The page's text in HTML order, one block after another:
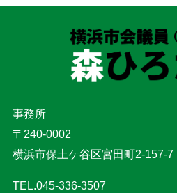
事務所
〒240-0002
横浜市保土ケ谷区宮田町2-157-7
TEL.045-336-3507